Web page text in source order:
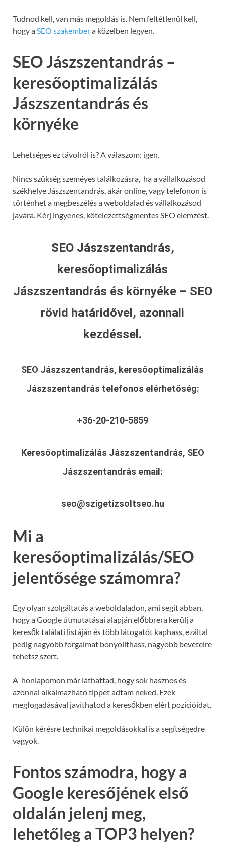
Tudnod kell, van más megoldás is. Nem feltétlenül kell,
hogy aSEO szakembera közelben legyen.
SEO Jászszentandrás –
keresőoptimalizálás
Jászszentandrás és
környéke
Lehetséges ez távolról is? A válaszom: igen.
Nincs szükség szeméyes találkozásra, ha a vállalkozásod
székhelye Jászszentandrás, akár online, vagy telefonon is
történhet a megbeszélés a weboldalad és vállalkozásod
javára. Kérj ingyenes, kötelezettségmentes SEO elemzést.
SEO Jászszentandrás,
keresőoptimalizálás
Jászszentandrás és környéke – SEO
rövid határidővel, azonnali
kezdéssel.
SEO Jászszentandrás, keresőoptimalizálás
Jászszentandrás telefonos elérhetőség:
+36-20-210-5859
Keresőoptimalizálás Jászszentandrás, SEO
Jászszentandrás email:
seo@szigetizsoltseo.hu
Mi a
keresőoptimalizálás/SEO
jelentősége számomra?
Egy olyan szolgáltatás a weboldaladon, ami segít abban,
hogy a Google útmutatásai alapján előbbrera kerülj a
keresők találati listáján és több látogatót kaphass, ezáltal
pedig nagyobb forgalmat bonyolíthass, nagyobb bevételre
tehetsz szert.
A honlapomon már láthattad, hogy sok hasznos és
azonnal alkalmazható tippet adtam neked. Ezek
megfogadásával javíthatod a keresőkben elért pozícióidat.
Külön kérésre technikai megoldásokkal is a segítségedre
vagyok.
Fontos számodra, hogy a
Google keresőjének első
oldalán jelenj meg,
lehetőleg a TOP3 helyen?